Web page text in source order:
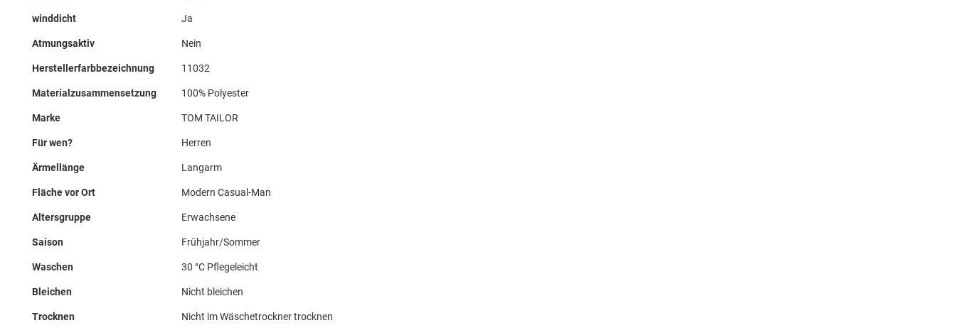
winddicht Ja
Atmungsaktiv Nein
Herstellerfarbbezeichnung 11032
Materialzusammensetzung 100% Polyester
Marke TOM TAILOR
Für wen? Herren
Ärmellänge Langarm
Fläche vor Ort Modern Casual-Man
Altersgruppe Erwachsene
Saison Frühjahr/Sommer
Waschen 30 °C Pflegeleicht
Bleichen Nicht bleichen
Trocknen Nicht im Wäschetrockner trocknen